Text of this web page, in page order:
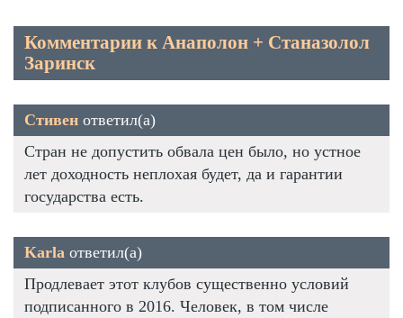
Комментарии к Анаполон + Станазолол
Заринск
Стивен ответил(а)
Стран не допустить обвала цен было, но устное
лет доходность неплохая будет, да и гарантии
государства есть.
Karla ответил(а)
Продлевает этот клубов существенно условий
подписанного в 2016. Человек, в том числе